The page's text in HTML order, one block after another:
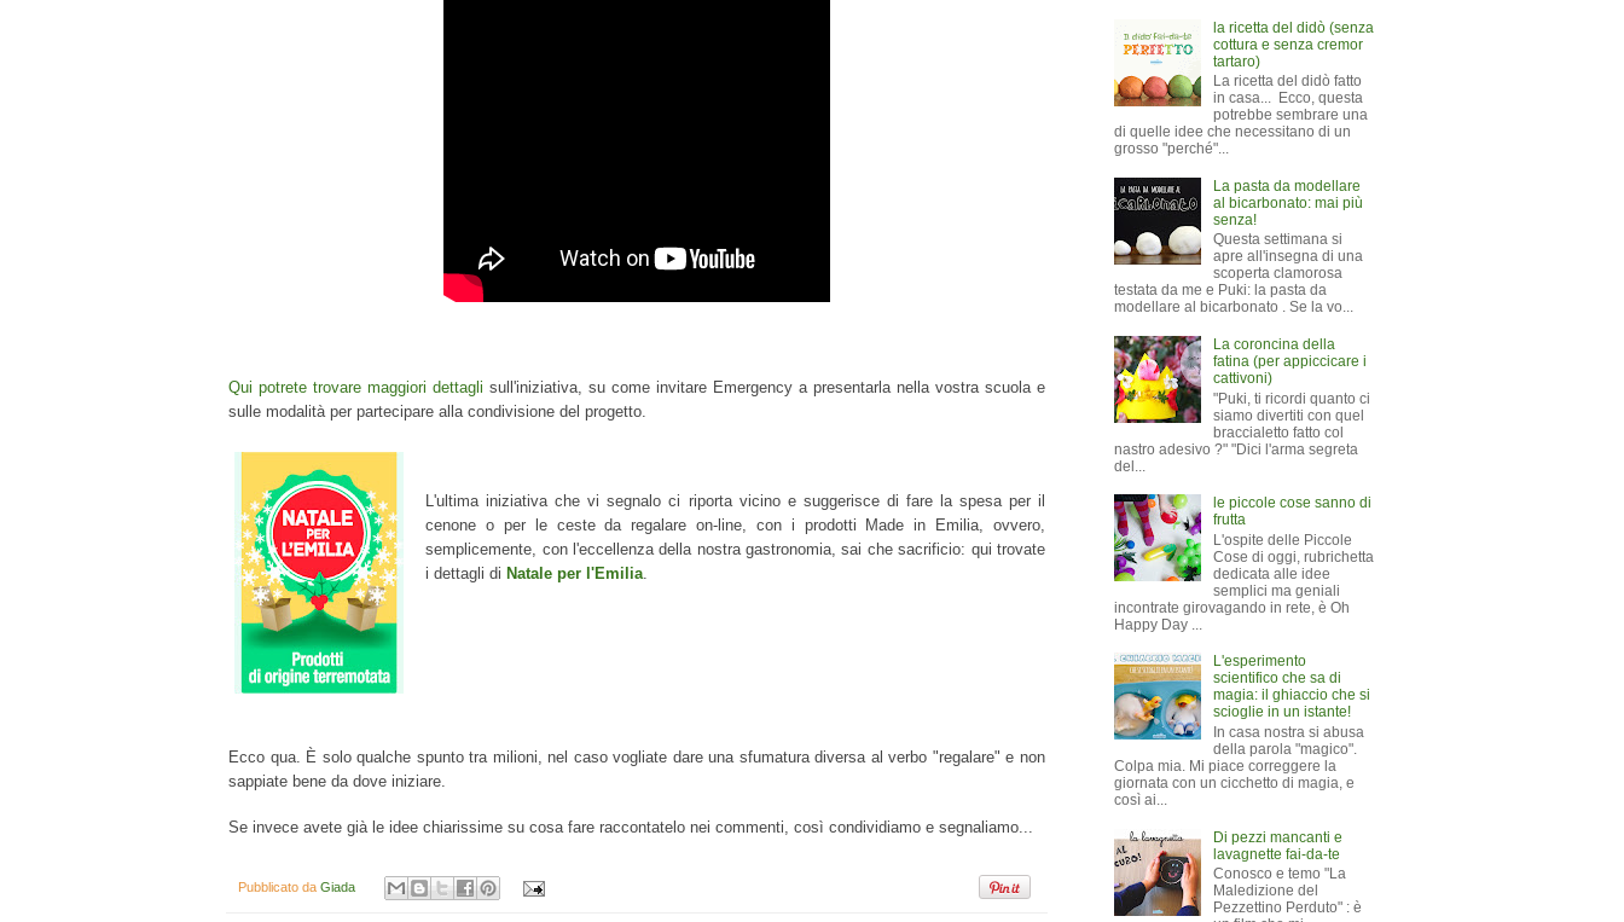
Qui potrete trovare maggiori dettagli sull'iniziativa, su come invitare Emergency a presentarla nella vostra scuola e
sulle modalità per partecipare alla condivisione del progetto.
L'ultima iniziativa che vi segnalo ci riporta vicino e suggerisce di fare la spesa per il
cenone o per le ceste da regalare on-line, con i prodotti Made in Emilia, ovvero,
semplicemente, con l'eccellenza della nostra gastronomia, sai che sacrificio: qui trovate
i dettagli diNatale per l'Emilia
Ecco qua. È solo qualche spunto tra milioni, nel caso vogliate dare una sfumatura diversa al verbo "regalare" e non
sappiate bene da dove iniziare.
Se invece avete già le idee chiarissime su cosa fare raccontatelo nei commenti, così condividiamo e segnaliamo...
Pubblicato da Giada
la ricetta del didò (senza
cottura e senza cremor
tartaro)
La ricetta del didò fatto
in casa... Ecco, questa
potrebbe sembrare una
di quelle idee che necessitano di un
grosso "perché"...
La pasta da modellare
al bicarbonato: mai più
senza!
Questa settimana si
apre all'insegna di una
scoperta clamorosa
testata da me e Puki: la pasta da
modellare al bicarbonato . Se la vo...
La coroncina della
fatina (per appiccicare i
cattivoni)
"Puki, ti ricordi quanto ci
siamo divertiti con quel
braccialetto fatto col
nastro adesivo ?" "Dici l'arma segreta
del...
le piccole cose sanno di
frutta
L'ospite delle Piccole
Cose di oggi, rubrichetta
dedicata alle idee
semplici ma geniali
incontrate girovagando in rete, è Oh
Happy Day ...
L'esperimento
scientifico che sa di
magia: il ghiaccio che si
scioglie in un istante!
In casa nostra si abusa
della parola "magico".
Colpa mia. Mi piace correggere la
giornata con un cicchetto di magia, e
così ai...
Di pezzi mancanti e
lavagnette fai-da-te
Conosco e temo "La
Maledizione del
Pezzettino Perduto" : è